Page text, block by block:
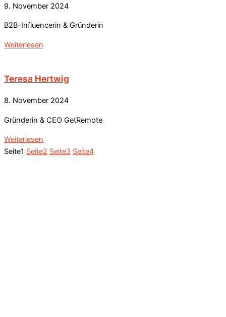
9. November 2024
B2B-Influencerin & Gründerin
Weiterlesen
Teresa Hertwig
8. November 2024
Gründerin & CEO GetRemote
Weiterlesen
Seite1 Seite2 Seite3 Seite4